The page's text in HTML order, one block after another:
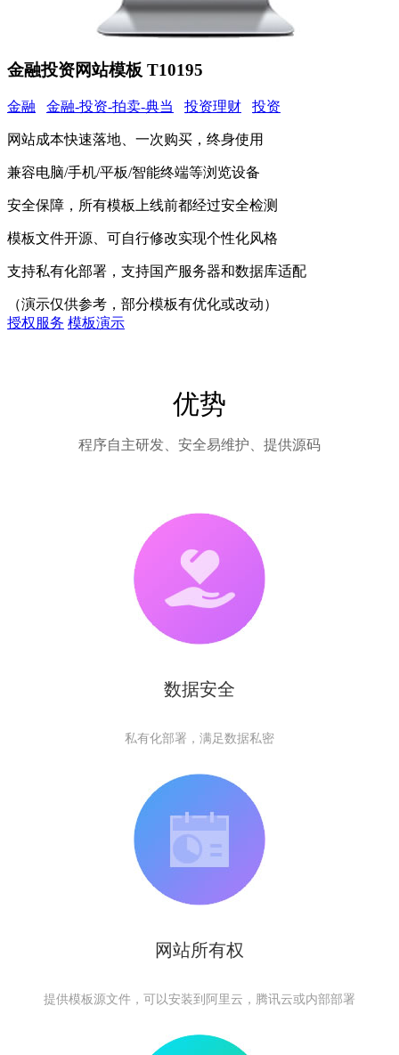
金融投资网站模板 T10195
金融 金融-投资-拍卖-典当 投资理财 投资
网站成本快速落地、一次购买，终身使用
兼容电脑/手机/平板/智能终端等浏览设备
安全保障，所有模板上线前都经过安全检测
模板文件开源、可自行修改实现个性化风格
支持私有化部署，支持国产服务器和数据库适配
（演示仅供参考，部分模板有优化或改动）
授权服务 模板演示
优势
程序自主研发、安全易维护、提供源码
数据安全
私有化部署，满足数据私密
网站所有权
提供模板源文件，可以安装到阿里云，腾讯云或内部部署